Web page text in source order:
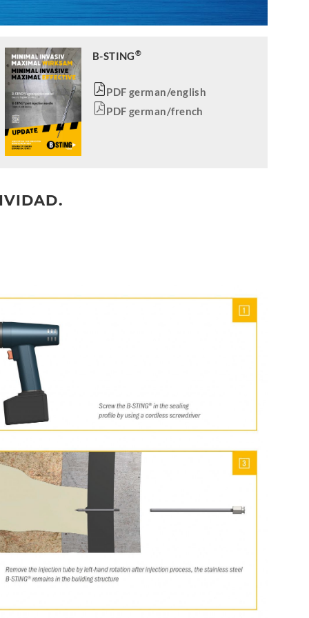
B-STING®
PDF german/english
PDF german/french